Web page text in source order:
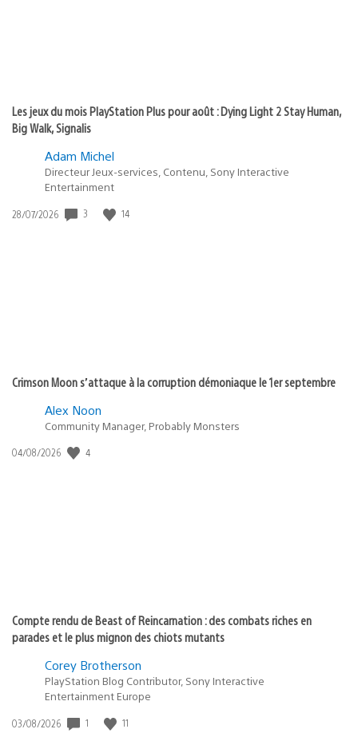
Les jeux du mois PlayStation Plus pour août : Dying Light 2 Stay Human,
Big Walk, Signalis
Adam Michel
Directeur Jeux-services, Contenu, Sony Interactive
Entertainment
Date
28/07/2026 3 14
Crimson Moon s’attaque à la corruption démoniaque le 1er septembre
Alex Noon
Community Manager, Probably Monsters
Date
04/08/2026 4
Compte rendu de Beast of Reincarnation : des combats riches en
parades et le plus mignon des chiots mutants
Corey Brotherson
PlayStation Blog Contributor, Sony Interactive
Entertainment Europe
Date
03/08/2026 1 11